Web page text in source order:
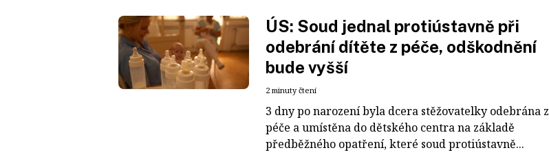
ÚS: Soud jednal protiústavně při
odebrání dítěte z péče, odškodnění
bude vyšší
2 minuty čtení
3 dny po narození byla dcera stěžovatelky odebrána z
péče a umístěna do dětského centra na základě
předběžného opatření, které soud protiústavně...